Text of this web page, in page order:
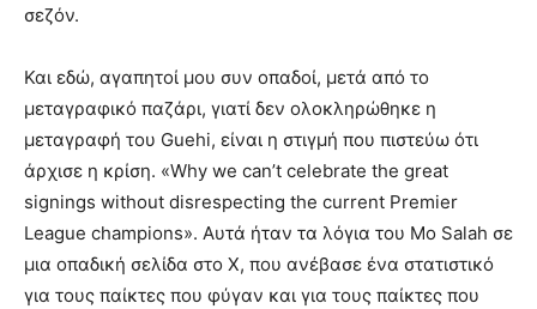
σεζόν.
Και εδώ, αγαπητοί μου συν οπαδοί, μετά από το
μεταγραφικό παζάρι, γιατί δεν ολοκληρώθηκε η
μεταγραφή του Guehi, είναι η στιγμή που πιστεύω ότι
άρχισε η κρίση. «Why we can’t celebrate the great
signings without disrespecting the current Premier
League champions». Αυτά ήταν τα λόγια του Mo Salah σε
μια οπαδική σελίδα στο X, που ανέβασε ένα στατιστικό
για τους παίκτες που φύγαν και για τους παίκτες που